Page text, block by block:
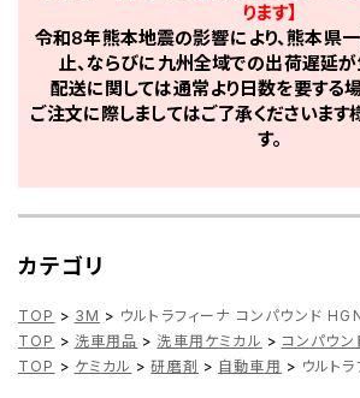
ります】
令和8年熊本地震の影響により、熊本県
止、ならびに九州全域での出荷遅延が
配送に関しては通常より日数を要する場
ご注文に際しましてはご了承くださいま
す。
カテゴリ
TOP > 3M > ウルトラフィーナ コンパウンド
TOP > 洗車用品 > 洗車用ケミカル > コンパウン
TOP > ケミカル > 研磨剤 > 自動車用 > ウルト